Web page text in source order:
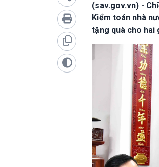
(sav.gov.vn) -
Kiểm toán nhà
tặng quà cho hai